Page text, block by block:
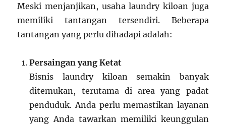
Meski menjanjikan, usaha laundry kiloan juga
memiliki tantangan tersendiri. Beberapa
tantangan yang perlu dihadapi adalah:
Persaingan yang Ketat
Bisnis laundry kiloan semakin banyak
ditemukan, terutama di area yang padat
penduduk. Anda perlu memastikan layanan
yang Anda tawarkan memiliki keunggulan